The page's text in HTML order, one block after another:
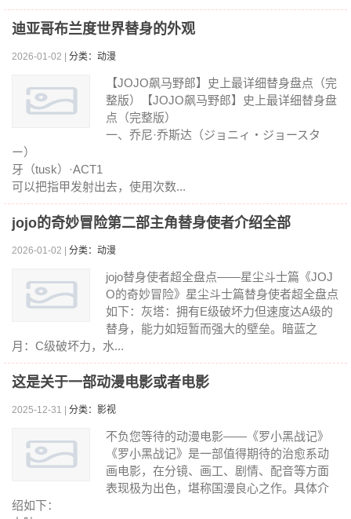
迪亚哥布兰度世界替身的外观
2026-01-02 | 分类：动漫
【JOJO飙马野郎】史上最详细替身盘点（完
整版）【JOJO飙马野郎】史上最详细替身盘
点（完整版）
一、乔尼·乔斯达（ジョニィ・ジョースタ
ー）
牙（tusk）·ACT1
可以把指甲发射出去，使用次数...
jojo的奇妙冒险第二部主角替身使者介绍全部
2026-01-02 | 分类：动漫
jojo替身使者超全盘点——星尘斗士篇《JOJ
O的奇妙冒险》星尘斗士篇替身使者超全盘点
如下：灰塔：拥有E级破坏力但速度达A级的
替身，能力如短暂而强大的壁垒。暗蓝之
月：C级破坏力，水...
这是关于一部动漫电影或者电影
2025-12-31 | 分类：影视
不负您等待的动漫电影——《罗小黑战记》
《罗小黑战记》是一部值得期待的治愈系动
画电影，在分镜、画工、剧情、配音等方面
表现极为出色，堪称国漫良心之作。具体介
绍如下：